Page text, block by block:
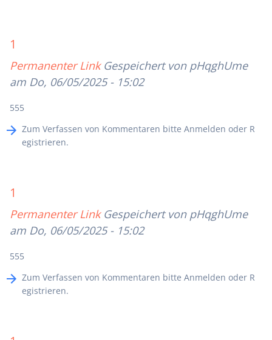
1
Permanenter Link Gespeichert von pHqghUme
am Do, 06/05/2025 - 15:02
555
Zum Verfassen von Kommentaren bitte Anmelden oder R
egistrieren.
1
Permanenter Link Gespeichert von pHqghUme
am Do, 06/05/2025 - 15:02
555
Zum Verfassen von Kommentaren bitte Anmelden oder R
egistrieren.